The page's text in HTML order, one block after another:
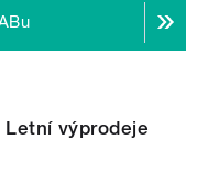
výprodeje